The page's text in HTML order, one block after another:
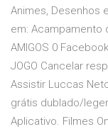
Animes, Desenhos
em: Acampamento
AMIGOS 0
JOGO Cancelar
Assistir Luccas
grátis dublado/
Aplicativo. Filmes